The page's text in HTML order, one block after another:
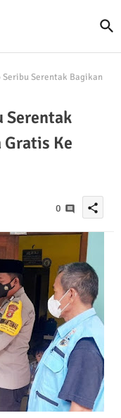
Seribu Serentak Bagikan
Serentak
Gratis Ke
0 share